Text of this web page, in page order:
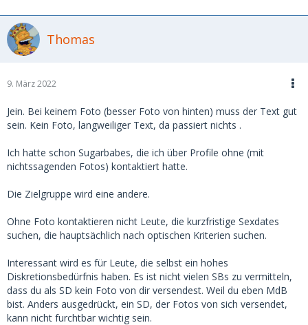
Thomas
9. März 2022
Jein. Bei keinem Foto (besser Foto von hinten) muss der Text gut
sein. Kein Foto, langweiliger Text, da passiert nichts .
Ich hatte schon Sugarbabes, die ich über Profile ohne (mit
nichtssagenden Fotos) kontaktiert hatte.
Die Zielgruppe wird eine andere.
Ohne Foto kontaktieren nicht Leute, die kurzfristige Sexdates
suchen, die hauptsächlich nach optischen Kriterien suchen.
Interessant wird es für Leute, die selbst ein hohes
Diskretionsbedürfnis haben. Es ist nicht vielen SBs zu vermitteln,
dass du als SD kein Foto von dir versendest. Weil du eben MdB
bist. Anders ausgedrückt, ein SD, der Fotos von sich versendet,
kann nicht furchtbar wichtig sein.